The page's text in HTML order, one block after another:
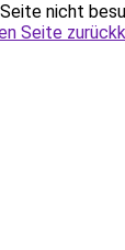
nicht
Seite